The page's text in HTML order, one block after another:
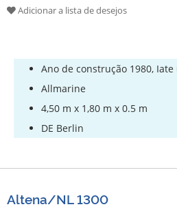
Especialistas
vela
esporte
Adicionar a lista de desejos
Ano de construção 1980, Iate
Allmarine
4,50 m x 1,80 m x 0.5 m
DE Berlin
Altena/NL 1300